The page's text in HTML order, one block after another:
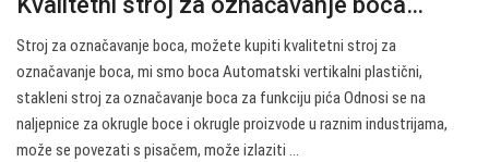
Stroj za označavanje boca, možete kupiti kvalitetni stroj za
označavanje boca, mi smo boca Automatski vertikalni plastični,
stakleni stroj za označavanje boca za funkciju pića Odnosi se na
naljepnice za okrugle boce i okrugle proizvode u raznim industrijama,
može se povezati s pisačem, može izlaziti ...